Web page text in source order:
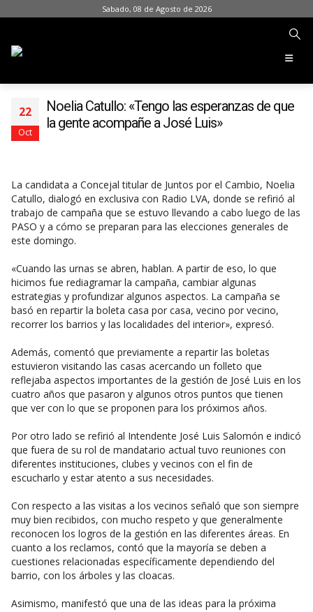
Sabado, 08 de Agosto de 2026
22
Oct
Noelia Catullo: «Tengo las esperanzas de que
la gente acompañe a José Luis»
La candidata a Concejal titular de Juntos por el Cambio, Noelia
Catullo, dialogó en exclusiva con Radio LVA, donde se refirió al
trabajo de campaña que se estuvo llevando a cabo luego de las
PASO y a cómo se preparan para las elecciones generales de
este domingo.
«Cuando las urnas se abren, hablan. A partir de eso, lo que
hicimos fue rediagramar la campaña, cambiar algunas
estrategias y profundizar algunos aspectos. La campaña se
basó en repartir la boleta casa por casa, vecino por vecino,
recorrer los barrios y las localidades del interior», expresó.
Además, comentó que previamente a repartir las boletas
estuvieron visitando las casas acercando un folleto que
reflejaba aspectos importantes de la gestión de José Luis en los
cuatro años que pasaron y algunos otros puntos que tienen
que ver con lo que se proponen para los próximos años.
Por otro lado se refirió al Intendente José Luis Salomón e indicó
que fuera de su rol de mandatario actual tuvo reuniones con
diferentes instituciones, clubes y vecinos con el fin de
escucharlo y estar atento a sus necesidades.
Con respecto a las visitas a los vecinos señaló que son siempre
muy bien recibidos, con mucho respeto y que generalmente
reconocen los logros de la gestión en las diferentes áreas. En
cuanto a los reclamos, contó que la mayoría se deben a
cuestiones relacionadas específicamente dependiendo del
barrio, con los árboles y las cloacas.
Asimismo, manifestó que una de las ideas para la próxima